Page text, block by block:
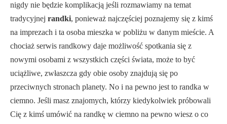
nigdy nie będzie komplikacją jeśli rozmawiamy na temat
tradycyjnej randki, ponieważ najczęściej poznajemy się z kimś
na imprezach i ta osoba mieszka w pobliżu w danym mieście. A
chociaż serwis randkowy daje możliwość spotkania się z
nowymi osobami z wszystkich części świata, może to być
uciążliwe, zwłaszcza gdy obie osoby znajdują się po
przeciwnych stronach planety. No i na pewno jest to randka w
ciemno. Jeśli masz znajomych, którzy kiedykolwiek próbowali
Cię z kimś umówić na randkę w ciemno na pewno wiesz o co